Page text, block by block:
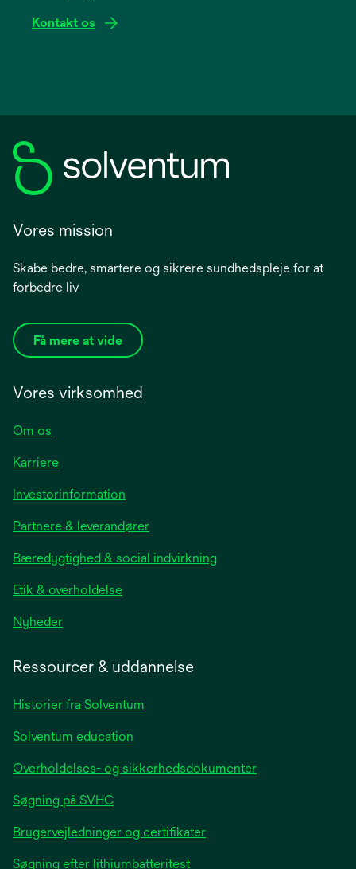
Kontakt os
Vores mission
Skabe bedre, smartere og sikrere sundhedspleje for at
forbedre liv
Få mere at vide
Vores virksomhed
Om os
Karriere
Investorinformation
a
new
Partnere & leverandører
Bæredygtighed & social indvirkning
Etik & overholdelse
Nyhederopens
tab
Ressourcer & uddannelse
Historier fra Solventum
Solventum education
Overholdelses- og sikkerhedsdokumenter
Søgning på SVHC
Brugervejledninger og certifikater
Søgning efter lithiumbatteritest